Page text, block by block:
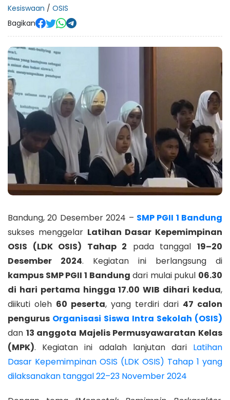
Kesiswaan / OSIS
Bagikan
Bandung, 20 Desember 2024 – SMP PGII 1 Bandung
sukses menggelar Latihan Dasar Kepemimpinan
OSIS (LDK OSIS) Tahap 2 pada tanggal19–20
Desember 2024. Kegiatan ini berlangsung di
kampus SMP PGII 1 Bandung dari mulai pukul 06.30
di hari pertama hingga 17.00 WIB dihari kedua,
diikuti oleh 60 peserta, yang terdiri dari 47 calon
pengurus Organisasi Siswa Intra Sekolah (OSIS)
dan 13 anggota Majelis Permusyawaratan Kelas
(MPK). Kegiatan ini adalah lanjutan dari Latihan
Dasar Kepemimpinan OSIS (LDK OSIS) Tahap 1 yang
dilaksanakan tanggal 22–23 November 2024